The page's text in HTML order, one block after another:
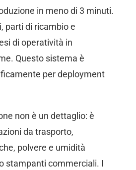
in meno di 3 minuti.
parti di ricambio e
di operatività in
Questo sistema è
per deployment
non è un dettaglio: è
da trasporto,
polvere e umidità
stampanti commerciali. I